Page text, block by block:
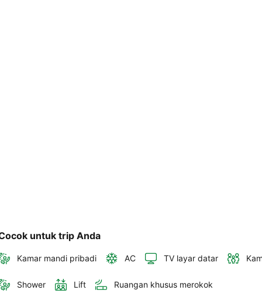
untuk trip Anda
Kamar mandi pribadi AC TV layar datar
Shower Lift Ruangan khusus merokok